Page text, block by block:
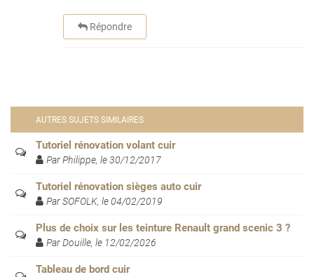
Répondre
AUTRES SUJETS SIMILAIRES
Tutoriel rénovation volant cuir
Par Philippe, le 30/12/2017
Tutoriel rénovation sièges auto cuir
Par SOFOLK, le 04/02/2019
Plus de choix sur les teinture Renault grand scenic 3 ?
Par Douille, le 12/02/2026
Tableau de bord cuir